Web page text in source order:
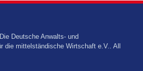
Deutsche Anwalts- und
die mittelständische Wirtschaft e.V.. All